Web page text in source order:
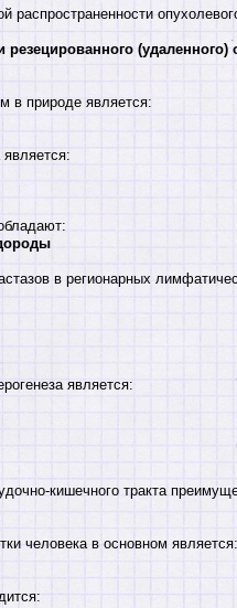
распространенности
(удаленного)
в природе является:
в регионарных
является:
кишечного тракта
человека в основном является: